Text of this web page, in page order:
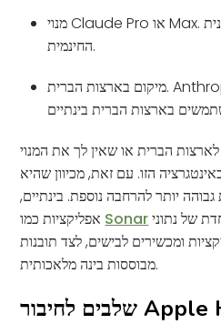
מנוי Claude Pro או Max. האינטגרציה לא עובדת בתוכנית
החינמית.
מיקום בארצות הברית. Anthropic הגבילה את גרסת הבטא
הברית או שאין לך את המנוי
הזו. עם זאת, מכיוון שהיא
יותר להרחבה נוספת. בינתיים,
Sonarיכולות לספק תצוגה מאוחדת של נתוני
ומכשירים לבישים, לצד תובנות
מבוססות בינה מלאכותית.